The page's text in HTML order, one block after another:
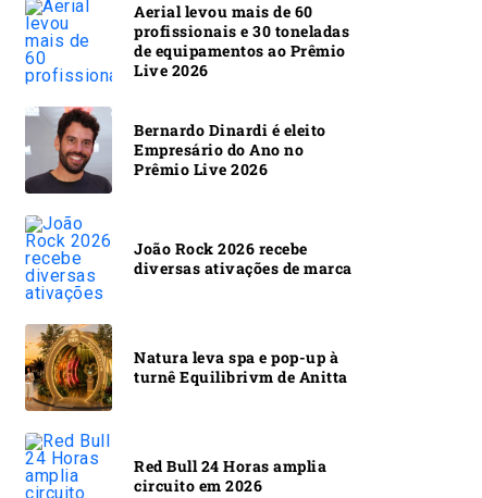
Aerial levou mais de 60
profissionais e 30 toneladas
de equipamentos ao Prêmio
Live 2026
Bernardo Dinardi é eleito
Empresário do Ano no
Prêmio Live 2026
João Rock 2026 recebe
diversas ativações de marca
Natura leva spa e pop-up à
turnê Equilibrivm de Anitta
Red Bull 24 Horas amplia
circuito em 2026